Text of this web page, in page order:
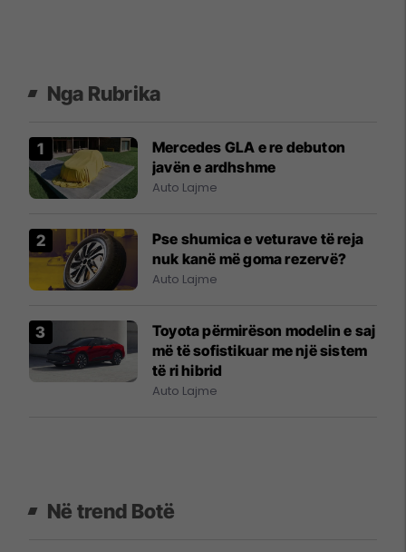
Nga Rubrika
Mercedes GLA e re debuton
javën e ardhshme
Auto Lajme
Pse shumica e veturave të reja
nuk kanë më goma rezervë?
Auto Lajme
Toyota përmirëson modelin e saj
më të sofistikuar me një sistem
të ri hibrid
Auto Lajme
Në trend Botë